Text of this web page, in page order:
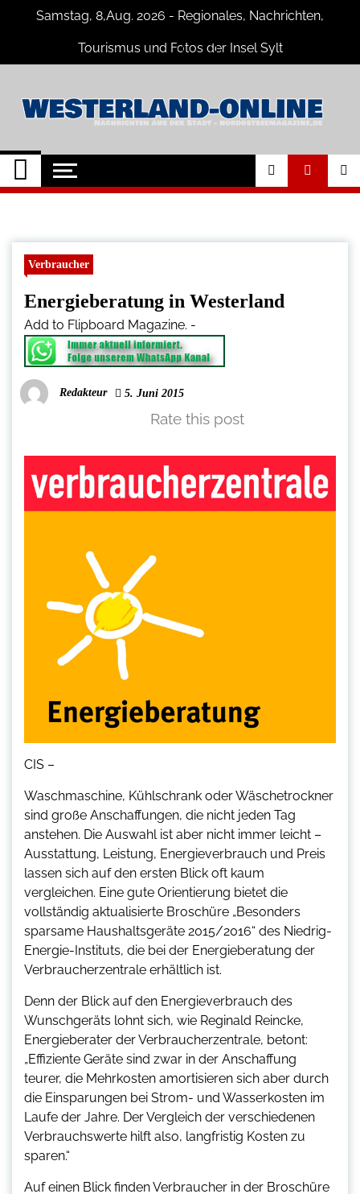
Samstag, 8,Aug. 2026 - Regionales, Nachrichten,
Tourismus und Fotos der Insel Sylt
Westerland-online
Neuigkeiten und Nachrichten von der
Insel Sylt und Westerland
Verbraucher
Energieberatung in Westerland
Add to Flipboard Magazine. -
Redakteur 5. Juni 2015
Rate this post
CIS –
Waschmaschine, Kühlschrank oder Wäschetrockner
sind große Anschaffungen, die nicht jeden Tag
anstehen. Die Auswahl ist aber nicht immer leicht –
Ausstattung, Leistung, Energieverbrauch und Preis
lassen sich auf den ersten Blick oft kaum
vergleichen. Eine gute Orientierung bietet die
vollständig aktualisierte Broschüre „Besonders
sparsame Haushaltsgeräte 2015/2016“ des Niedrig-
Energie-Instituts, die bei der Energieberatung der
Verbraucherzentrale erhältlich ist.
Denn der Blick auf den Energieverbrauch des
Wunschgeräts lohnt sich, wie Reginald Reincke,
Energieberater der Verbraucherzentrale, betont:
„Effiziente Geräte sind zwar in der Anschaffung
teurer, die Mehrkosten amortisieren sich aber durch
die Einsparungen bei Strom- und Wasserkosten im
Laufe der Jahre. Der Vergleich der verschiedenen
Verbrauchswerte hilft also, langfristig Kosten zu
sparen.“
Auf einen Blick finden Verbraucher in der Broschüre